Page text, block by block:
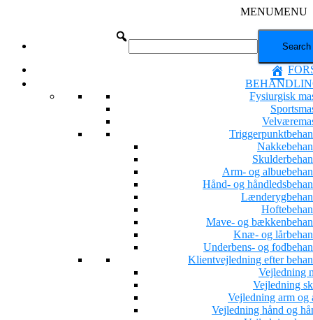
MENUMENU
Fysiurgisk
Arm- og
Hånd- og
Mave- og
Knæ- og
Underbens- og
Klientvejledning efter
Vejledning
Vejledning
Vejledning arm og
Vejledning hånd og